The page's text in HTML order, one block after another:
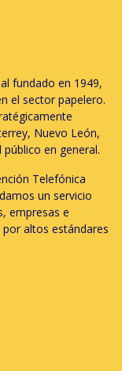
fundado en 1949,
el sector papelero.
Nuevo León,
en general.
Telefónica
un servicio
empresas e
altos estándares